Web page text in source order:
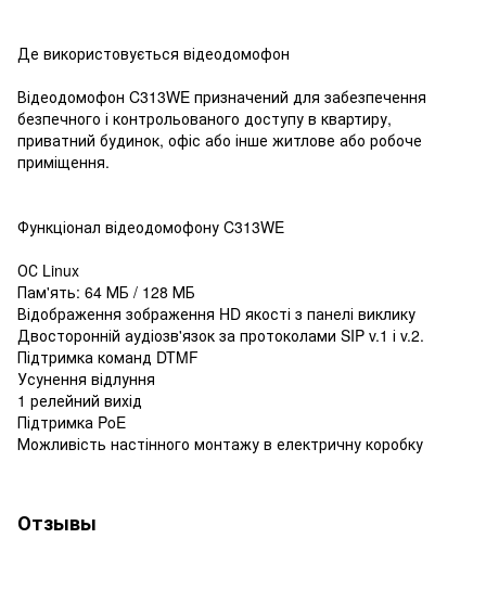
Де використовується відеодомофон
Відеодомофон C313WE призначений для забезпечення
безпечного і контрольованого доступу в квартиру,
приватний будинок, офіс або інше житлове або робоче
приміщення.
Функціонал відеодомофону C313WE
ОС Linux
Пам'ять: 64 МБ / 128 МБ
Відображення зображення HD якості з панелі виклику
Двосторонній аудіозв'язок за протоколами SIP v.1 і v.2.
Підтримка команд DTMF
Усунення відлуння
1 релейний вихід
Підтримка PoE
Можливість настінного монтажу в електричну коробку
Отзывы